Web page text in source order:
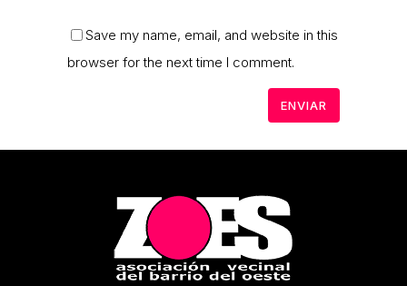
Save my name, email, and website in this
browser for the next time I comment.